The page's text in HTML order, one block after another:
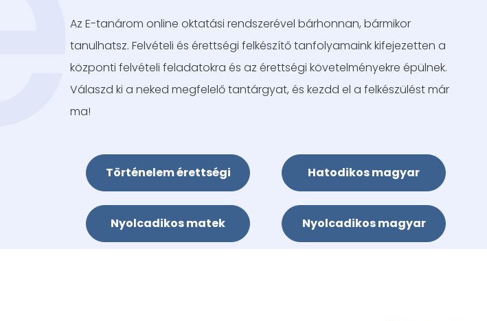
Az E-tanárom online oktatási rendszerével bárhonnan, bármikor
tanulhatsz. Felvételi és érettségi felkészítő tanfolyamaink kifejezetten a
központi felvételi feladatokra és az érettségi követelményekre épülnek.
Válaszd ki a neked megfelelő tantárgyat, és kezdd el a felkészülést már
ma!
Történelem érettségi Hatodikos magyar
Nyolcadikos matek Nyolcadikos magyar